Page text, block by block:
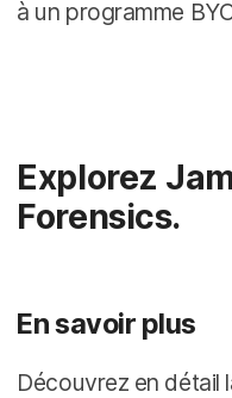
à un programme
Explorez
Forensics.
En savoir plus
Découvrez en détail